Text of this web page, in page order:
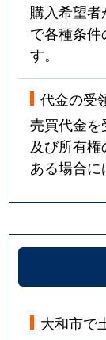
購入希望
で各種条
す。
代金の受
売買代金
及び所有
ある場合に
大和市で